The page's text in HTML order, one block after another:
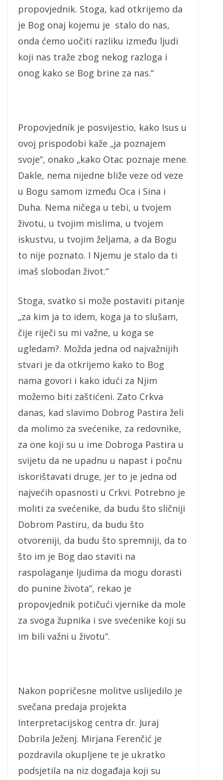
propovjednik. Stoga, kad otkrijemo da
je Bog onaj kojemu je stalo do nas,
onda ćemo uočiti razliku između ljudi
koji nas traže zbog nekog razloga i
onog kako se Bog brine za nas.“
Propovjednik je posvijestio, kako Isus u
ovoj prispodobi kaže „ja poznajem
svoje“, onako „kako Otac poznaje mene.
Dakle, nema nijedne bliže veze od veze
u Bogu samom između Oca i Sina i
Duha. Nema ničega u tebi, u tvojem
životu, u tvojim mislima, u tvojem
iskustvu, u tvojim željama, a da Bogu
to nije poznato. I Njemu je stalo da ti
imaš slobodan život.“
Stoga, svatko si može postaviti pitanje
„za kim ja to idem, koga ja to slušam,
čije riječi su mi važne, u koga se
ugledam?. Možda jedna od najvažnijih
stvari je da otkrijemo kako to Bog
nama govori i kako idući za Njim
možemo biti zaštićeni. Zato Crkva
danas, kad slavimo Dobrog Pastira želi
da molimo za svećenike, za redovnike,
za one koji su u ime Dobroga Pastira u
svijetu da ne upadnu u napast i počnu
iskorištavati druge, jer to je jedna od
najvećih opasnosti u Crkvi. Potrebno je
moliti za svećenike, da budu što sličniji
Dobrom Pastiru, da budu što
otvoreniji, da budu što spremniji, da to
što im je Bog dao staviti na
raspolaganje ljudima da mogu dorasti
do punine života“, rekao je
propovjednik potičući vjernike da mole
za svoga župnika i sve svećenike koji su
im bili važni u životu“.
Nakon popričesne molitve uslijedilo je
svečana predaja projekta
Interpretacijskog centra dr. Juraj
Dobrila Ježenj. Mirjana Ferenčić je
pozdravila okupljene te je ukratko
podsjetila na niz događaja koji su